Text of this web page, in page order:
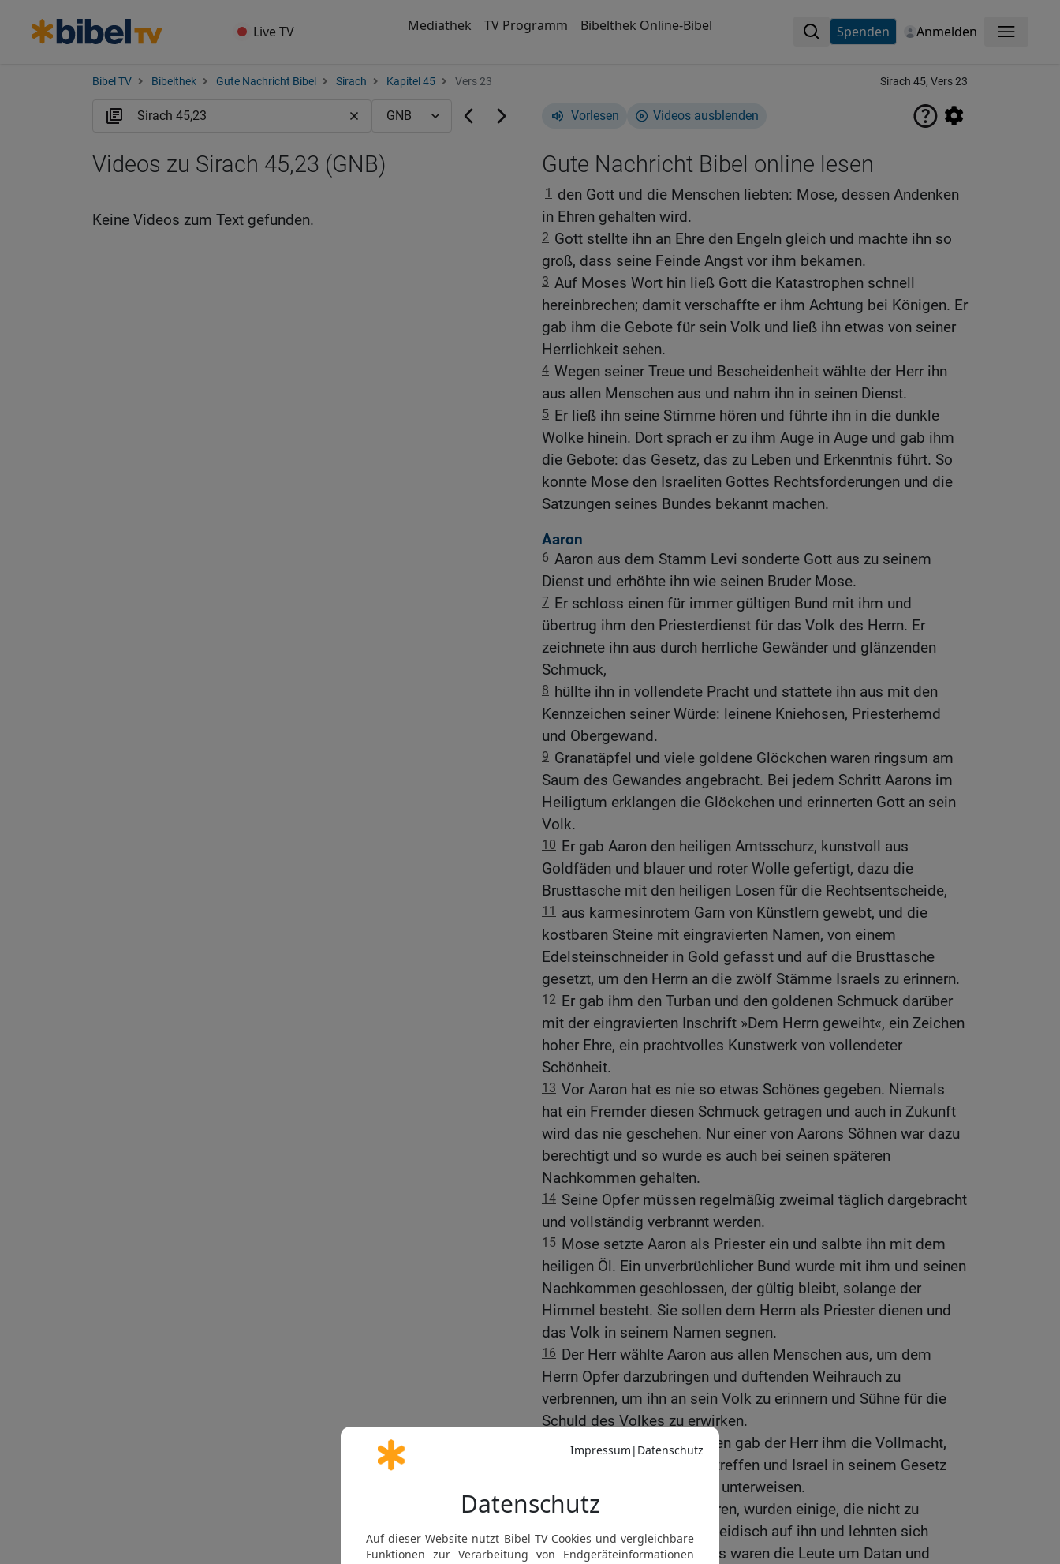
Live TV Mediathek TV Programm Bibelthek Online-Bibel Spenden Anmelden Menü
Bibel TV Bibelthek Gute Nachricht Bibel Sirach Kapitel 45 Vers 23 Sirach 45, Vers 23
Vorlesen Videos ausblenden
Gute Nachricht Bibel online lesen
1 den Gott und die Menschen liebten: Mose, dessen Andenken
in Ehren gehalten wird.
2 Gott stellte ihn an Ehre den Engeln gleich und machte ihn so
groß, dass seine Feinde Angst vor ihm bekamen.
3 Auf Moses Wort hin ließ Gott die Katastrophen schnell
hereinbrechen; damit verschaffte er ihm Achtung bei Königen. Er
gab ihm die Gebote für sein Volk und ließ ihn etwas von seiner
Herrlichkeit sehen.
4 Wegen seiner Treue und Bescheidenheit wählte der Herr ihn
aus allen Menschen aus und nahm ihn in seinen Dienst.
5 Er ließ ihn seine Stimme hören und führte ihn in die dunkle
Wolke hinein. Dort sprach er zu ihm Auge in Auge und gab ihm
die Gebote: das Gesetz, das zu Leben und Erkenntnis führt. So
konnte Mose den Israeliten Gottes Rechtsforderungen und die
Satzungen seines Bundes bekannt machen.
Aaron
6 Aaron aus dem Stamm Levi sonderte Gott aus zu seinem
Dienst und erhöhte ihn wie seinen Bruder Mose.
7 Er schloss einen für immer gültigen Bund mit ihm und
übertrug ihm den Priesterdienst für das Volk des Herrn. Er
zeichnete ihn aus durch herrliche Gewänder und glänzenden
Schmuck,
8 hüllte ihn in vollendete Pracht und stattete ihn aus mit den
Kennzeichen seiner Würde: leinene Kniehosen, Priesterhemd
und Obergewand.
9 Granatäpfel und viele goldene Glöckchen waren ringsum am
Saum des Gewandes angebracht. Bei jedem Schritt Aarons im
Heiligtum erklangen die Glöckchen und erinnerten Gott an sein
Volk.
10 Er gab Aaron den heiligen Amtsschurz, kunstvoll aus
Goldfäden und blauer und roter Wolle gefertigt, dazu die
Brusttasche mit den heiligen Losen für die Rechtsentscheide,
11
aus karmesinrotem Garn von Künstlern gewebt, und die
kostbaren Steine mit eingravierten Namen, von einem
Edelsteinschneider in Gold gefasst und auf die Brusttasche
gesetzt, um den Herrn an die zwölf Stämme Israels zu erinnern.
12 Er gab ihm den Turban und den goldenen Schmuck darüber
mit der eingravierten Inschrift »Dem Herrn geweiht«, ein Zeichen
hoher Ehre, ein prachtvolles Kunstwerk von vollendeter
Schönheit.
13 Vor Aaron hat es nie so etwas Schönes gegeben. Niemals
hat ein Fremder diesen Schmuck getragen und auch in Zukunft
wird das nie geschehen. Nur einer von Aarons Söhnen war dazu
berechtigt und so wurde es auch bei seinen späteren
Nachkommen gehalten.
14 Seine Opfer müssen regelmäßig zweimal täglich dargebracht
und vollständig verbrannt werden.
15 Mose setzte Aaron als Priester ein und salbte ihn mit dem
heiligen Öl. Ein unverbrüchlicher Bund wurde mit ihm und seinen
Nachkommen geschlossen, der gültig bleibt, solange der
Himmel besteht. Sie sollen dem Herrn als Priester dienen und
das Volk in seinem Namen segnen.
16 Der Herr wählte Aaron aus allen Menschen aus, um dem
Herrn Opfer darzubringen und duftenden Weihrauch zu
verbrennen, um ihn an sein Volk zu erinnern und Sühne für die
Schuld des Volkes zu erwirken.
Durch seine Anweisungen gab der Herr ihm die Vollmacht,
Rechtsentscheidungen zu treffen und Israel in seinem Gesetz
und seinen Vorschriften zu unterweisen.
18 Als sie in der Wüste waren, wurden einige, die nicht zu
Aarons Familie gehörten, neidisch auf ihn und lehnten sich
voller Wut gegen ihn auf. Es waren die Leute um Datan und
Videos zu Sirach 45,23 (GNB)
Keine Videos zum Text gefunden.